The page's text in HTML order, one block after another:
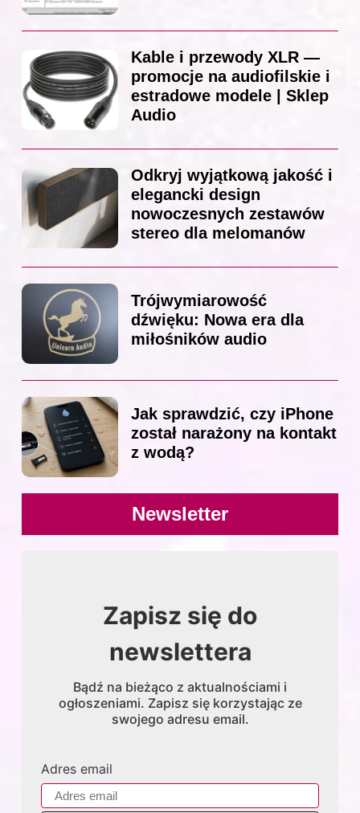
Kable i przewody XLR —
promocje na audiofilskie i
estradowe modele | Sklep
Audio
Odkryj wyjątkową jakość i
elegancki design
nowoczesnych zestawów
stereo dla melomanów
Trójwymiarowość
dźwięku: Nowa era dla
miłośników audio
Jak sprawdzić, czy iPhone
został narażony na kontakt
z wodą?
Newsletter
Zapisz się do
newslettera
Bądź na bieżąco z aktualnościami i
ogłoszeniami. Zapisz się korzystając ze
swojego adresu email.
Adres email